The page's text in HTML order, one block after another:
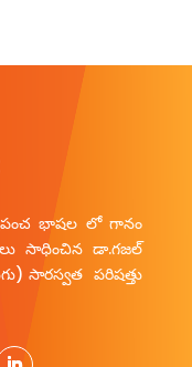
భాషల లో గానం
సాధించిన డా.గజల్
సారస్వత పరిషత్తు